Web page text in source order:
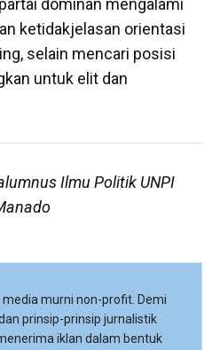
dominan mengalami
ketidakjelasan orientasi
selain mencari posisi
untuk elit dan
Ilmu Politik UNPI
media murni non-profit. Demi
prinsip-prinsip jurnalistik
iklan dalam bentuk